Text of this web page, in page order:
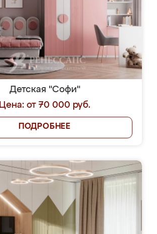
Детская "Софи"
Цена: от 70 000 руб.
ПОДРОБНЕЕ